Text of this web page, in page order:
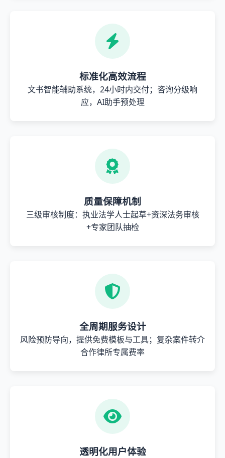
标准化高效流程
文书智能辅助系统，24小时内交付；咨询分级响
应，AI助手预处理
质量保障机制
三级审核制度：执业法学人士起草+资深法务审核
+专家团队抽检
全周期服务设计
风险预防导向，提供免费模板与工具；复杂案件转介
合作律所专属费率
透明化用户体验